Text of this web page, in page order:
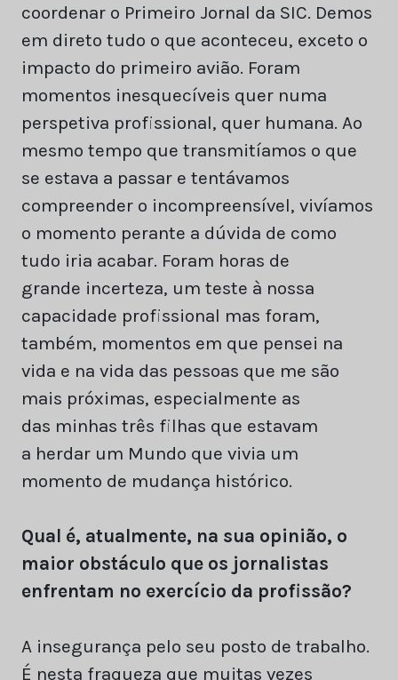
coordenar o Primeiro Jornal da SIC. Demos
em direto tudo o que aconteceu, exceto o
impacto do primeiro avião. Foram
momentos inesquecíveis quer numa
perspetiva profissional, quer humana. Ao
mesmo tempo que transmitíamos o que
se estava a passar e tentávamos
compreender o incompreensível, vivíamos
o momento perante a dúvida de como
tudo iria acabar. Foram horas de
grande incerteza, um teste à nossa
capacidade profissional mas foram,
também, momentos em que pensei na
vida e na vida das pessoas que me são
mais próximas, especialmente as
das minhas três filhas que estavam
a herdar um Mundo que vivia um
momento de mudança histórico.
Qual é, atualmente, na sua opinião, o
maior obstáculo que os jornalistas
enfrentam no exercício da profissão?
A insegurança pelo seu posto de trabalho.
É nesta fraqueza que muitas vezes